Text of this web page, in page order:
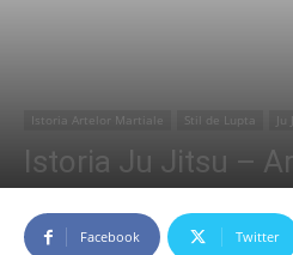
Istoria Artelor Martiale Stil de Lupta
Istoria Ju Jitsu –
Facebook Twitter